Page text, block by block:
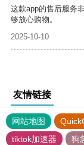
这款app的售后服务
够放心购物。
2025-10-10
友情链接
网站地图
tiktok加速器
狗